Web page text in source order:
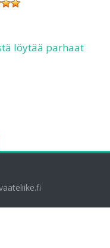
löytää parhaat